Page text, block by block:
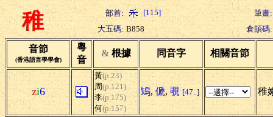
稚 部首: [115]
筆畫:
大五碼: B858 倉頡碼:
音節
(香港語言學學會)
粵
音
& 根據 同音字 相關音節
zi6
黃(p.23)
周(p.121)
李(p.175)
何(p.157)
鴙, 傂, 覗 [47..] 稚